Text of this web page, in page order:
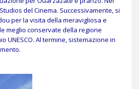
del Cinema. Successivamente, si
per la visita della meravigliosa e
meglio conservate della regione
UNESCO. Al termine, sistemazione in